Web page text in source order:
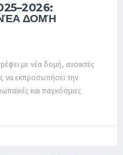
ΔΟΜΉ
με νέα δομή, ανοικτές
να εκπροσωπήσει την
και παγκόσμιες